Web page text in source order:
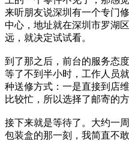
来听朋友说深圳有一个专门
中心，地址就在深圳市罗湖
远，就决定试试看。
到了那之后，前台的服务态
等了不到半小时，工作人员
种送修方式：一是直接到店
比较忙，所以选择了邮寄的方
接下来就是等待了。大约一
包装盒的那一刻，我简直不